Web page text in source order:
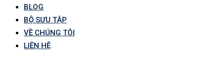
BLOG
BỘ SƯU TẬP
VỀ CHÚNG TÔI
LIÊN HỆ